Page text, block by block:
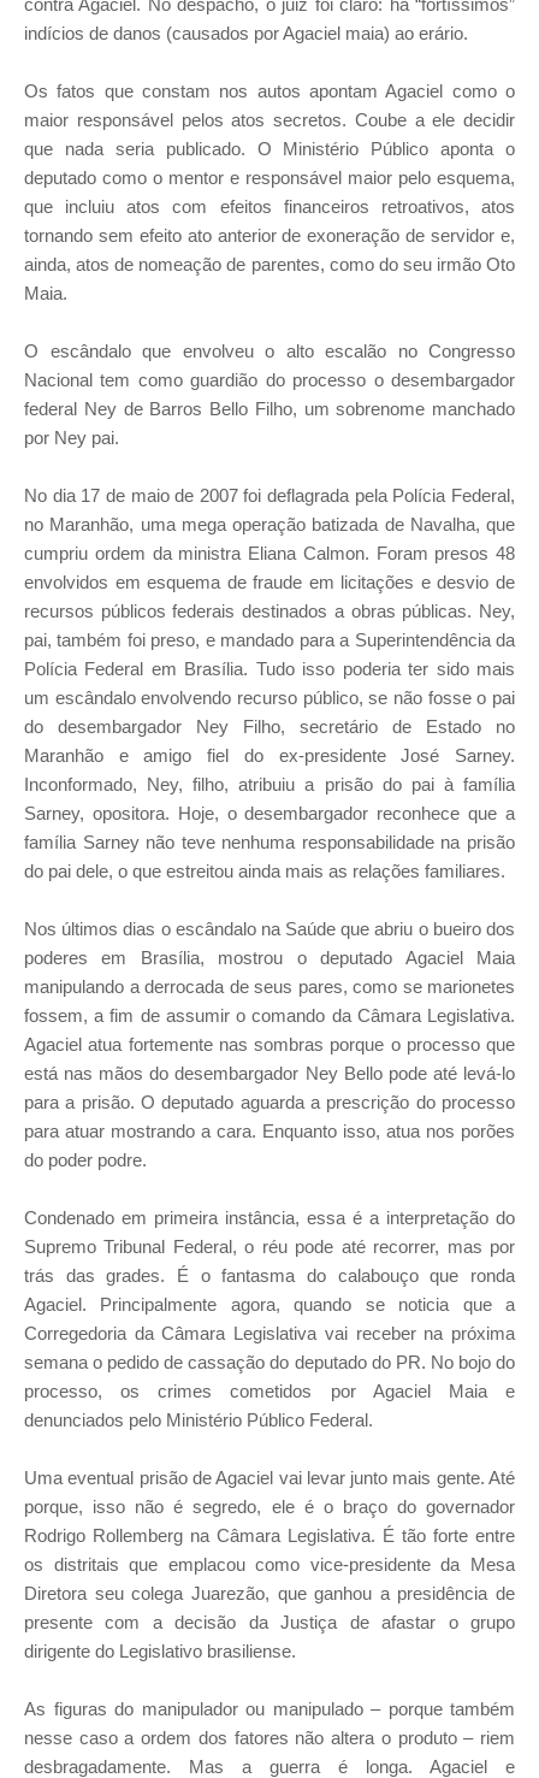
indícios de danos (causados por Agaciel maia) ao erário.
Os fatos que constam nos autos apontam Agaciel como o
maior responsável pelos atos secretos. Coube a ele decidir
que nada seria publicado. O Ministério Público aponta o
deputado como o mentor e responsável maior pelo esquema,
que incluiu atos com efeitos financeiros retroativos, atos
tornando sem efeito ato anterior de exoneração de servidor e,
ainda, atos de nomeação de parentes, como do seu irmão Oto
Maia.
O escândalo que envolveu o alto escalão no Congresso
Nacional tem como guardião do processo o desembargador
federal Ney de Barros Bello Filho, um sobrenome manchado
por Ney pai.
No dia 17 de maio de 2007 foi deflagrada pela Polícia Federal,
no Maranhão, uma mega operação batizada de Navalha, que
cumpriu ordem da ministra Eliana Calmon. Foram presos 48
envolvidos em esquema de fraude em licitações e desvio de
recursos públicos federais destinados a obras públicas. Ney,
pai, também foi preso, e mandado para a Superintendência da
Polícia Federal em Brasília. Tudo isso poderia ter sido mais
um escândalo envolvendo recurso público, se não fosse o pai
do desembargador Ney Filho, secretário de Estado no
Maranhão e amigo fiel do ex-presidente José Sarney.
Inconformado, Ney, filho, atribuiu a prisão do pai à família
Sarney, opositora. Hoje, o desembargador reconhece que a
família Sarney não teve nenhuma responsabilidade na prisão
do pai dele, o que estreitou ainda mais as relações familiares.
Nos últimos dias o escândalo na Saúde que abriu o bueiro dos
poderes em Brasília, mostrou o deputado Agaciel Maia
manipulando a derrocada de seus pares, como se marionetes
fossem, a fim de assumir o comando da Câmara Legislativa.
Agaciel atua fortemente nas sombras porque o processo que
está nas mãos do desembargador Ney Bello pode até levá-lo
para a prisão. O deputado aguarda a prescrição do processo
para atuar mostrando a cara. Enquanto isso, atua nos porões
do poder podre.
Condenado em primeira instância, essa é a interpretação do
Supremo Tribunal Federal, o réu pode até recorrer, mas por
trás das grades. É o fantasma do calabouço que ronda
Agaciel. Principalmente agora, quando se noticia que a
Corregedoria da Câmara Legislativa vai receber na próxima
semana o pedido de cassação do deputado do PR. No bojo do
processo, os crimes cometidos por Agaciel Maia e
denunciados pelo Ministério Público Federal.
Uma eventual prisão de Agaciel vai levar junto mais gente. Até
porque, isso não é segredo, ele é o braço do governador
Rodrigo Rollemberg na Câmara Legislativa. É tão forte entre
os distritais que emplacou como vice-presidente da Mesa
Diretora seu colega Juarezão, que ganhou a presidência de
presente com a decisão da Justiça de afastar o grupo
dirigente do Legislativo brasiliense.
As figuras do manipulador ou manipulado – porque também
nesse caso a ordem dos fatores não altera o produto – riem
desbragadamente. Mas a guerra é longa. Agaciel e